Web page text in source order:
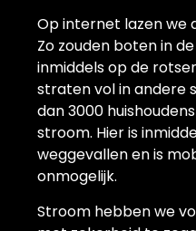
Op internet lazen we
Zo zouden boten in
inmiddels op de
straten vol in andere
dan 3000
stroom. Hier is
weggevallen en is
onmogelijk.
Stroom hebben we